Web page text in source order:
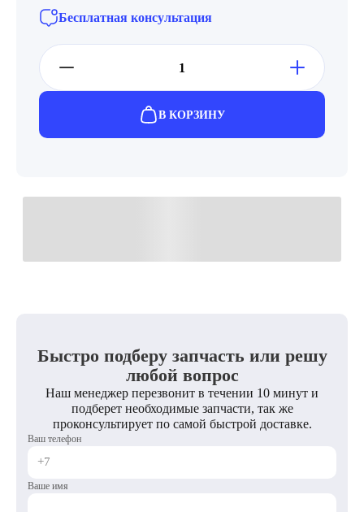
Бесплатная консультация
В КОРЗИНУ
Быстро подберу запчасть или решу
любой вопрос
Наш менеджер перезвонит в течении 10 минут и
подберет необходимые запчасти, так же
проконсультирует по самой быстрой доставке.
Ваш телефон
Ваше имя